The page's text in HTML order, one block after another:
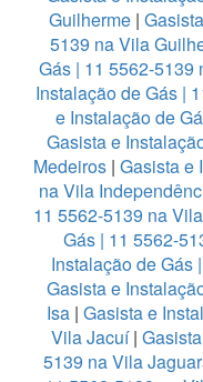
Guilherme |
5139 na Vila
Gás | 11 5562-
Instalação de Gás |
e Instalação de
Gasista e
Medeiros | Gasista e
na Vila
11 5562-5139 na
Gás | 11 5562-
Instalação de Gás
Gasista e
Isa| Gasista e
Vila Jacuí|
5139 na Vila